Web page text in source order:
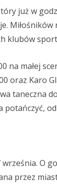
już w
klubów
na małej
oraz Karo
taneczna
O
przez